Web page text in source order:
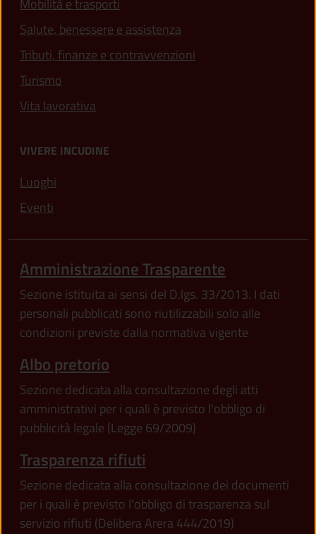
Salute, benessere e assistenza
Tributi, finanze e contravvenzioni
Turismo
Vita lavorativa
VIVERE INCUDINE
Luoghi
Eventi
Amministrazione Trasparente
Sezione istituita ai sensi del D.lgs. 33/2013. I dati
personali pubblicati sono riutilizzabili solo alle
condizioni previste dalla normativa vigente
Albo pretorio
Sezione dedicata alla consultazione degli atti
amministrativi per i quali è previsto l'obbligo di
pubblicità legale (Legge 69/2009)
Trasparenza rifiuti
Sezione dedicata alla consultazione dei documenti
per i quali è previsto l'obbligo di trasparenza sul
servizio rifiuti (Delibera Arera 444/2019)